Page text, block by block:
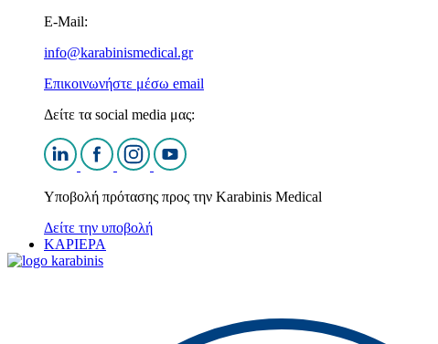
E-Mail:
info@karabinismedical.gr
Επικοινωνήστε μέσω email
Δείτε τα social media μας:
Υποβολή πρότασης προς την Karabinis Medical
Δείτε την υποβολή
ΚΑΡΙΕΡΑ